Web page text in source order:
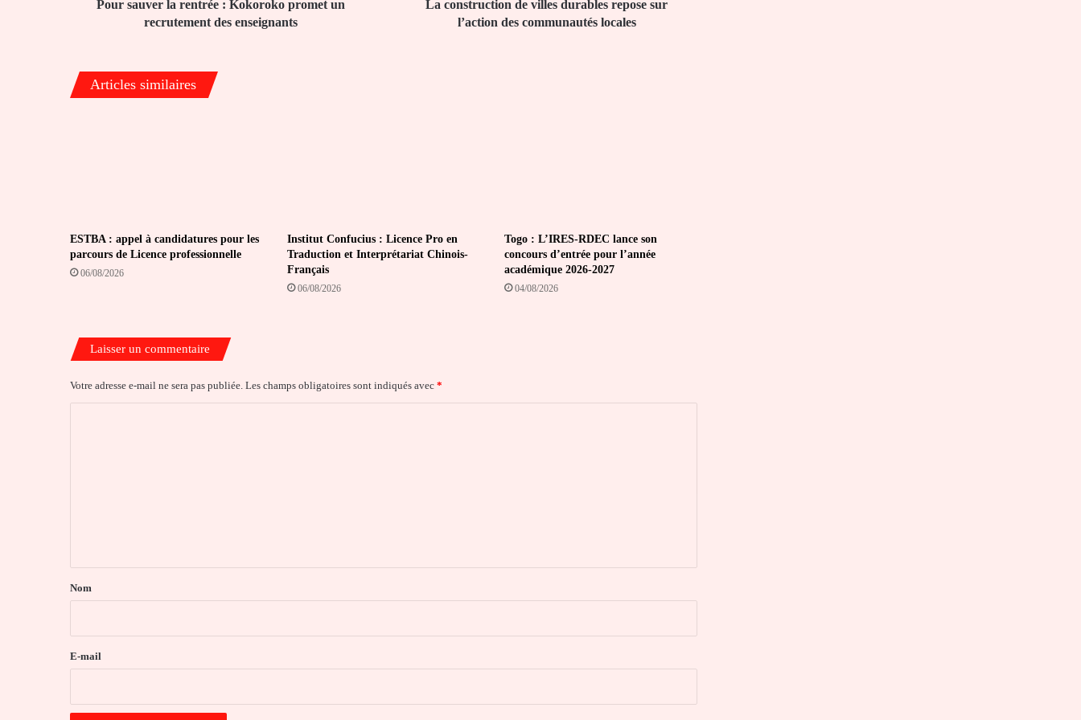
Pour sauver la rentrée : Kokoroko promet un
recrutement des enseignants
communautés
La construction de villes durables repose sur
l’action des communautés locales
Articles similaires
ESTBA : appel à candidatures pour les
parcours de Licence professionnelle
06/08/2026
Institut Confucius : Licence Pro en
Traduction et Interprétariat Chinois-
Français
06/08/2026
Togo : L’IRES-RDEC lance son
concours d’entrée pour l’année
académique 2026-2027
04/08/2026
Laisser un commentaire
Votre adresse e-mail ne sera pas publiée. Les champs obligatoires sont indiqués avec *
a
e
Nom
E-mail